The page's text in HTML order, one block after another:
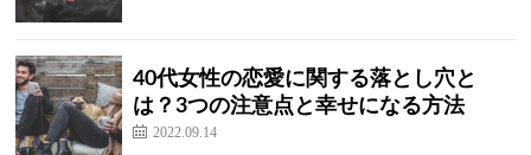
40代女性の恋愛に関する落とし穴と
は？3つの注意点と幸せになる方法
2022.09.14